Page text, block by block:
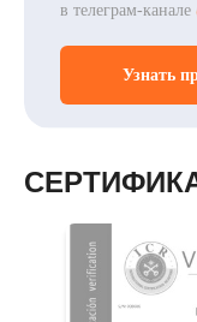
в телеграм-канале
Узнать